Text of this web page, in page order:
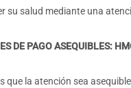
su salud mediante una
DE PAGO ASEQUIBLES:
que la atención sea